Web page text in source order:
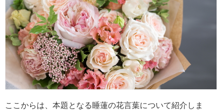
ここからは、本題となる睡蓮の花言葉について紹介しま